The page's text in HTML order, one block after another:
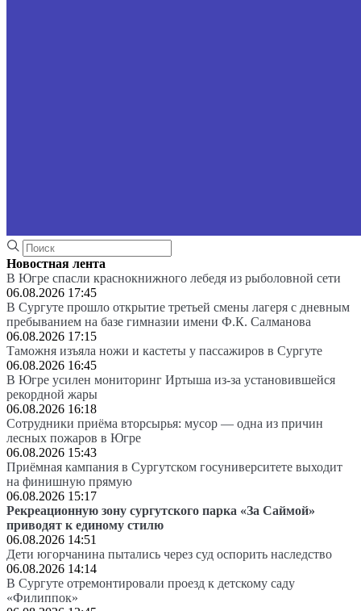
Новостная лента
В Югре спасли краснокнижного лебедя из рыболовной сети
06.08.2026 17:45
В Сургуте прошло открытие третьей смены лагеря с дневным
пребыванием на базе гимназии имени Ф.К. Салманова
06.08.2026 17:15
Таможня изъяла ножи и кастеты у пассажиров в Сургуте
06.08.2026 16:45
В Югре усилен мониторинг Иртыша из-за установившейся
рекордной жары
06.08.2026 16:18
Сотрудники приёма вторсырья: мусор — одна из причин
лесных пожаров в Югре
06.08.2026 15:43
Приёмная кампания в Сургутском госуниверситете выходит
на финишную прямую
06.08.2026 15:17
Рекреационную зону сургутского парка «За Саймой»
приводят к единому стилю
06.08.2026 14:51
Дети югорчанина пытались через суд оспорить наследство
06.08.2026 14:14
В Сургуте отремонтировали проезд к детскому саду
«Филиппок»